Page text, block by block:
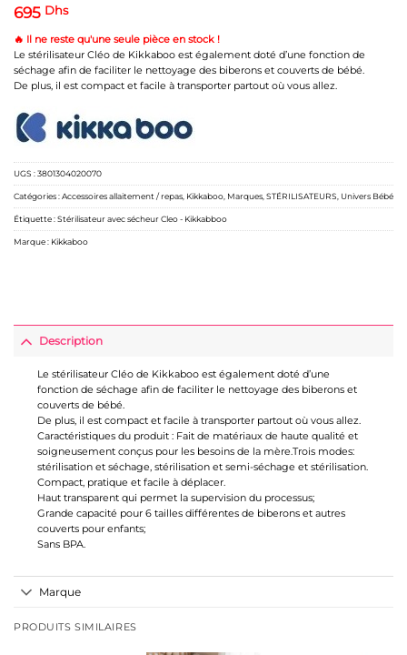
695 Dhs
Le stérilisateur Cléo de Kikkaboo est également doté d’une fonction de
séchage afin de faciliter le nettoyage des biberons et couverts de bébé.
De plus, il est compact et facile à transporter partout où vous allez.
🔥 Il ne reste qu'une seule pièce en stock !
UGS :3801304020070
Catégories :Accessoires allaitement / repas Kikkaboo Marques STÉRILISATEURS Univers Bébé
Étiquette :Stérilisateur avec sécheur Cleo - Kikkabboo
Marque : Kikkaboo
Description
Le stérilisateur Cléo de Kikkaboo est également doté d’une
fonction de séchage afin de faciliter le nettoyage des biberons et
couverts de bébé.
De plus, il est compact et facile à transporter partout où vous allez.
Caractéristiques du produit : Fait de matériaux de haute qualité et
soigneusement conçus pour les besoins de la mère.Trois modes:
stérilisation et séchage, stérilisation et semi-séchage et stérilisation.
Compact, pratique et facile à déplacer.
Haut transparent qui permet la supervision du processus;
Grande capacité pour 6 tailles différentes de biberons et autres
couverts pour enfants;
Sans BPA.
Marque
PRODUITS SIMILAIRES